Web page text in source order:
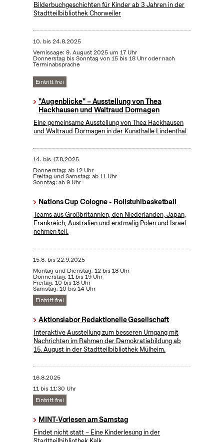
Bilderbuchgeschichten für Kinder ab 3 Jahren in der
Stadtteilbibliothek Chorweiler
10. bis24.8.2025
Vernissage: 9. August 2025 um 17 Uhr
Donnerstag bis Sonntag von 15 bis 18 Uhr oder nach
Terminabsprache
Eintritt frei
"Augenblicke" – Ausstellung von Thea
Hackhausen und Waltraud Dormagen
Eine gemeinsame Ausstellung von Thea Hackhausen
und Waltraud Dormagen in der Kunsthalle Lindenthal
14. bis17.8.2025
Donnerstag: ab 12 Uhr
Freitag und Samstag: ab 11 Uhr
Sonntag: ab 9 Uhr
Nations Cup Cologne - Rollstuhlbasketball
Teams aus Großbritannien, den Niederlanden, Japan,
Frankreich, Australien und erstmalig Polen und Israel
nehmen teil.
15.8. bis22.9.2025
Montag und Dienstag, 12 bis 18 Uhr
Donnerstag, 11 bis 19 Uhr
Freitag, 10 bis 18 Uhr
Samstag, 10 bis 14 Uhr
Eintritt frei
Aktionslabor Redaktionelle Gesellschaft
Interaktive Ausstellung zum besseren Umgang mit
Nachrichten im Rahmen der Demokratiebildung ab
15. August in der Stadtteilbibliothek Mülheim.
16.8.2025
11 bis 11:30 Uhr
Eintritt frei
MINT-Vorlesen am Samstag
Findet nicht statt – Eine Kinderlesung in der